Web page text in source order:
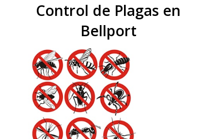
Control de Plagas en
Bellport